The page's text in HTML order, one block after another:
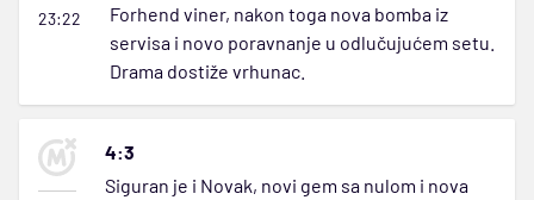
23:22
Forhend viner, nakon toga nova bomba iz
servisa i novo poravnanje u odlučujućem setu.
Drama dostiže vrhunac.
4:3
Siguran je i Novak, novi gem sa nulom i nova